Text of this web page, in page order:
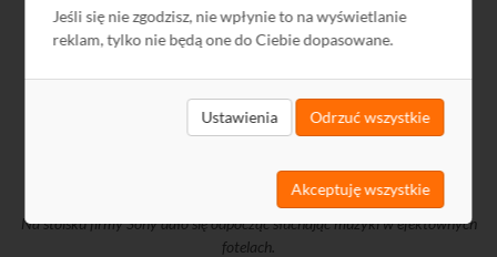
Jeśli się nie zgodzisz, nie wpłynie to na wyświetlanie
reklam, tylko nie będą one do Ciebie dopasowane.
Ustawienia Odrzuć wszystkie
Akceptuję wszystkie
Na stoisku firmy Sony dało się odpocząć słuchając muzyki w efektownych
fotelach.